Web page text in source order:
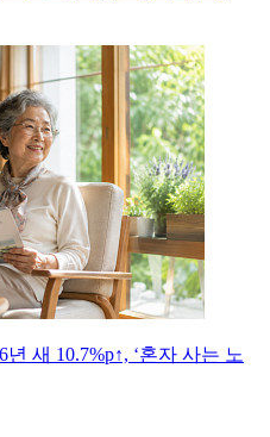
새 10.7%p↑, ‘혼자 사는 노